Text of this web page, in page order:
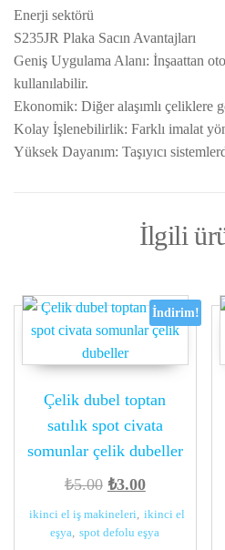
Enerji sektörü
S235JR Plaka Sacın Avantajları
Geniş Uygulama Alanı: İnşaattan
kullanılabilir.
Ekonomik: Diğer alaşımlı çeliklere
Kolay İşlenebilirlik: Farklı imalat
Yüksek Dayanım: Taşıyıcı
İlgili
İndirim!
Çelik dubel toptan
satılık spot civata
somunlar çelik dubeller
₺5.00 Orijinal
fiyat:
₺5.00.
₺3.00Şu
andaki
fiyat:
ikinci el iş makineleri, ikinci el
eşya, spot defolu eşya